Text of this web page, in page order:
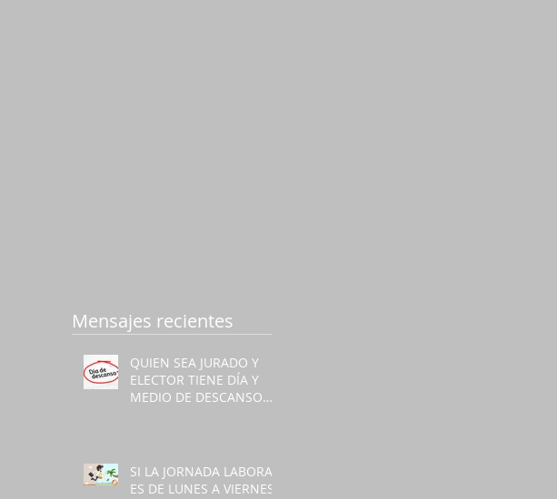
Mensajes recientes
QUIEN SEA JURADO Y
ELECTOR TIENE DÍA Y
MEDIO DE DESCANSO
SI LA JORNADA LABORAL
ES DE LUNES A VIERNES